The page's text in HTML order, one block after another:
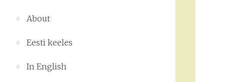
About
Eesti keeles
In English